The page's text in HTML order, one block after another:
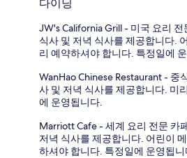
다이닝
JW's California Grill - 미국 요리
식사 및 저녁 식사를 제공합니다.
리 예약하셔야 합니다. 특정일에
WanHao Chinese Restaurant - 중
사 및 저녁 식사를 제공합니다. 미
에 운영됩니다.
Marriott Cafe - 세계 요리 전문 카
저녁 식사를 제공합니다. 어린이
하셔야 합니다. 특정일에 운영됩니